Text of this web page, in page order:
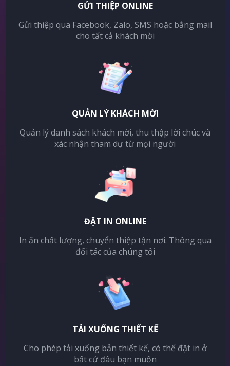
GỬI THIỆP ONLINE
Gửi thiệp qua Facebook, Zalo, SMS hoặc bằng mail
cho tất cả khách mời
QUẢN LÝ KHÁCH MỜI
Quản lý danh sách khách mời, thu thập lời chúc và
xác nhận tham dự từ mọi người
ĐẶT IN ONLINE
In ấn chất lượng, chuyển thiệp tận nơi. Thông qua
đối tác của chúng tôi
TẢI XUỐNG THIẾT KẾ
Cho phép tải xuống bản thiết kế, có thể đặt in ở
bất cứ đâu bạn muốn